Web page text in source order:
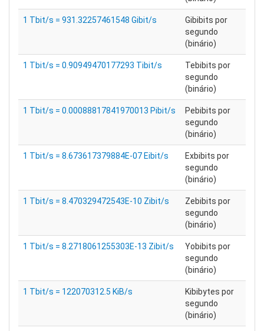
1 Tbit/s = 931.32257461548 Gibit/s
Gibibits por
segundo
(binário)
1 Tbit/s = 0.90949470177293 Tibit/s
Tebibits por
segundo
(binário)
1 Tbit/s = 0.00088817841970013 Pibit/s
Pebibits por
segundo
(binário)
1 Tbit/s = 8.673617379884E-07 Eibit/s
Exbibits por
segundo
(binário)
1 Tbit/s = 8.470329472543E-10 Zibit/s
Zebibits por
segundo
(binário)
1 Tbit/s = 8.2718061255303E-13 Zibit/s
Yobibits por
segundo
(binário)
1 Tbit/s = 122070312.5 KiB/s
Kibibytes por
segundo
(binário)